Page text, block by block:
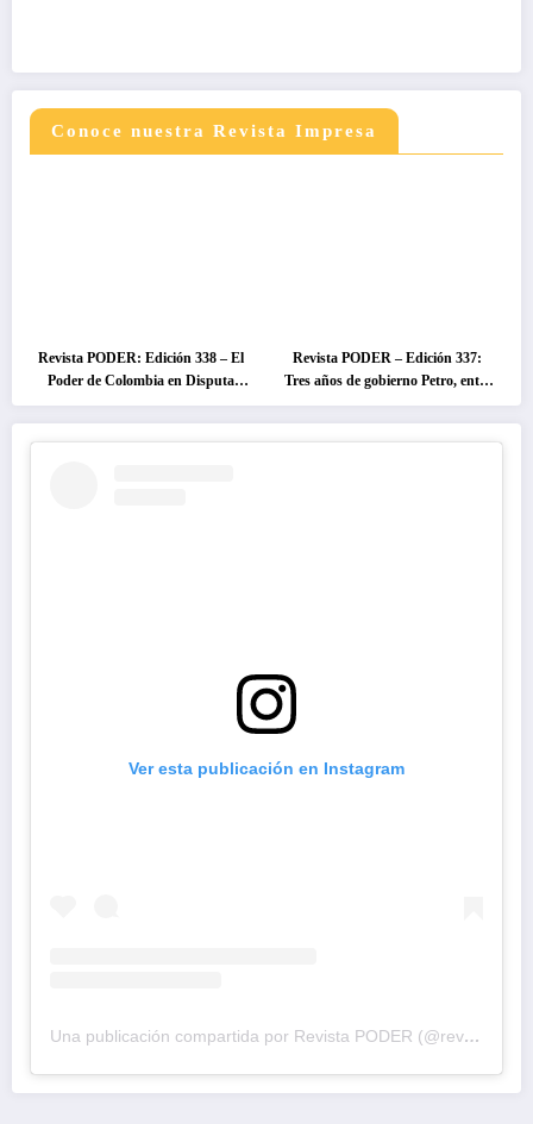
Conoce nuestra Revista Impresa
Revista PODER: Edición 338 – El
Poder de Colombia en Disputa
2026
Revista PODER – Edición 337:
Tres años de gobierno Petro, entre
el cambio prometido y el
desencanto ciudadano
Ver esta publicación en Instagram
Una publicación compartida por Revista PODER (@revistapodercol)